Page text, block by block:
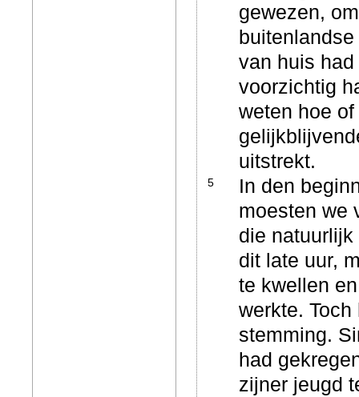
gewezen,
van huis
voorzichtig
weten hoe
uitstrekt.
5
In den
moesten we
die
dit late uur,
te kwellen
werkte.
stemming.
had
zijner jeugd